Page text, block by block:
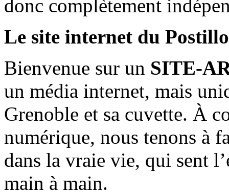
donc complètement
Le site internet du
Bienvenue sur un SITE-
un média internet, mais
Grenoble et sa cuvette. À
numérique, nous tenons à
dans la vraie vie, qui sent
main à main.